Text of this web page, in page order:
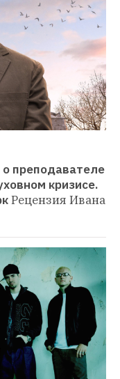
преподавателе
кризисе.
Рецензия Ивана